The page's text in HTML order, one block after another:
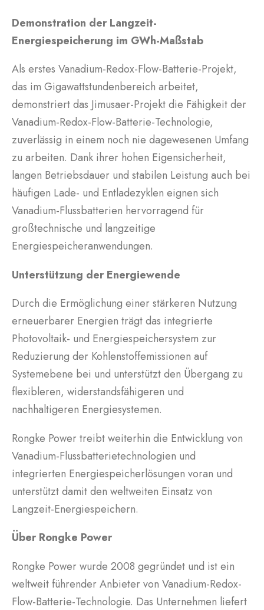
Demonstration der Langzeit-
Energiespeicherung im GWh-Maßstab
Als erstes Vanadium-Redox-Flow-Batterie-Projekt,
das im Gigawattstundenbereich arbeitet,
demonstriert das Jimusaer-Projekt die Fähigkeit der
Vanadium-Redox-Flow-Batterie-Technologie,
zuverlässig in einem noch nie dagewesenen Umfang
zu arbeiten. Dank ihrer hohen Eigensicherheit,
langen Betriebsdauer und stabilen Leistung auch bei
häufigen Lade- und Entladezyklen eignen sich
Vanadium-Flussbatterien hervorragend für
großtechnische und langzeitige
Energiespeicheranwendungen.
Unterstützung der Energiewende
Durch die Ermöglichung einer stärkeren Nutzung
erneuerbarer Energien trägt das integrierte
Photovoltaik- und Energiespeichersystem zur
Reduzierung der Kohlenstoffemissionen auf
Systemebene bei und unterstützt den Übergang zu
flexibleren, widerstandsfähigeren und
nachhaltigeren Energiesystemen.
Rongke Power treibt weiterhin die Entwicklung von
Vanadium-Flussbatterietechnologien und
integrierten Energiespeicherlösungen voran und
unterstützt damit den weltweiten Einsatz von
Langzeit-Energiespeichern.
Über Rongke Power
Rongke Power wurde 2008 gegründet und ist ein
weltweit führender Anbieter von Vanadium-Redox-
Flow-Batterie-Technologie. Das Unternehmen liefert